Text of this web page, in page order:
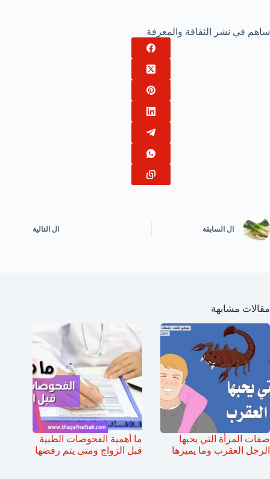
ساهم في نشر الثقافة والمعرفة
ال السابقة ال التالية
مقالات مشابهة
صفات المرأة التي يحبها
الرجل العقرب وما يميزها
ما أهمية الفحوصات الطبية
قبل الزواج ومتى يتم رفضها